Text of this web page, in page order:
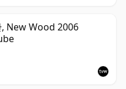
New Wood 2006